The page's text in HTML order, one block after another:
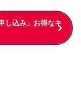
し込み」お得なキ